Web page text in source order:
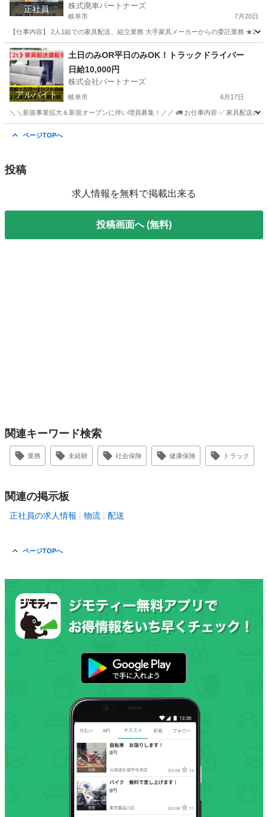
正社員 株式廃車パートナーズ
岐阜市 7月20日
【仕事内容】 2人1組での家具配送、組立業務 大手家具メーカーからの委託業務 ★2
岐阜 岐阜市 配送 未経験
アルバイト
土日のみOR平日のみOK！トラックドライバー
日給10,000円
株式会社パートナーズ
岐阜市 6月17日
＼＼新規事業拡大＆新規オープンに伴い増員募集！／／ 🚛 お仕事内容 ✅ 家具配送の
ページTOPへ
投稿
求人情報を無料で掲載出来る
投稿画面へ (無料)
関連キーワード検索
業務 未経験 社会保険 健康保険 トラック
関連の掲示板
正社員の求人情報 物流 配送
ページTOPへ